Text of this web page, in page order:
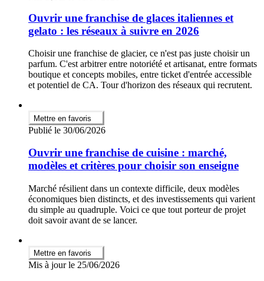
Ouvrir une franchise de glaces italiennes et
gelato : les réseaux à suivre en 2026
Choisir une franchise de glacier, ce n'est pas juste choisir un
parfum. C'est arbitrer entre notoriété et artisanat, entre formats
boutique et concepts mobiles, entre ticket d'entrée accessible
et potentiel de CA. Tour d'horizon des réseaux qui recrutent.
Mettre en favoris
Publié le 30/06/2026
Ouvrir une franchise de cuisine : marché,
modèles et critères pour choisir son enseigne
Marché résilient dans un contexte difficile, deux modèles
économiques bien distincts, et des investissements qui varient
du simple au quadruple. Voici ce que tout porteur de projet
doit savoir avant de se lancer.
Mettre en favoris
Mis à jour le 25/06/2026